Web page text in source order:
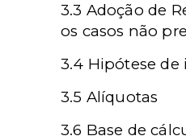
3.3 Adoção de
os casos não
3.4 Hipótese de
3.5 Alíquotas
3.6 Base de